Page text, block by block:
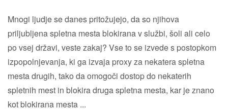
Mnogi ljudje se danes pritožujejo, da so njihova
priljubljena spletna mesta blokirana v službi, šoli ali celo
po vsej državi, veste zakaj? Vse to se izvede s postopkom
izpopolnjevanja, ki ga izvaja proxy za nekatera spletna
mesta drugih, tako da omogoči dostop do nekaterih
spletnih mest in blokira druga spletna mesta, kar je znano
kot blokirana mesta ...